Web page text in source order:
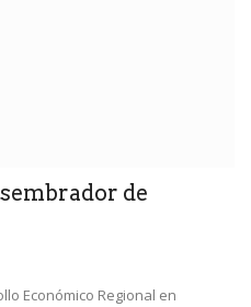
de
Económico Regional en